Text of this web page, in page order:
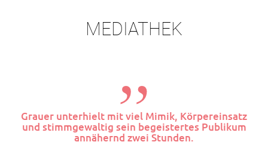
MEDIATHEK
Grauer unterhielt mit viel Mimik, Körpereinsatz
und stimmgewaltig sein begeistertes Publikum
annähernd zwei Stunden.